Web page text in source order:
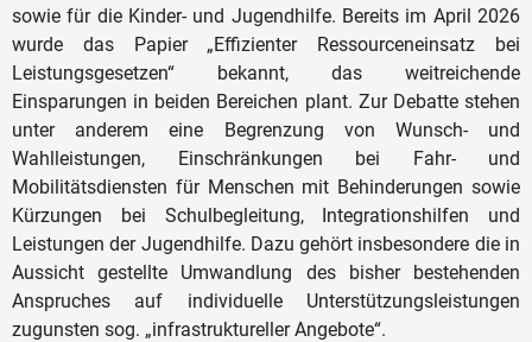
sowie für die Kinder- und Jugendhilfe. Bereits im April 2026
wurde das Papier „Effizienter Ressourceneinsatz bei
Leistungsgesetzen“ bekannt, das weitreichende
Einsparungen in beiden Bereichen plant. Zur Debatte stehen
unter anderem eine Begrenzung von Wunsch- und
Wahlleistungen, Einschränkungen bei Fahr- und
Mobilitätsdiensten für Menschen mit Behinderungen sowie
Kürzungen bei Schulbegleitung, Integrationshilfen und
Leistungen der Jugendhilfe. Dazu gehört insbesondere die in
Aussicht gestellte Umwandlung des bisher bestehenden
Anspruches auf individuelle Unterstützungsleistungen
zugunsten sog. „infrastruktureller Angebote“.